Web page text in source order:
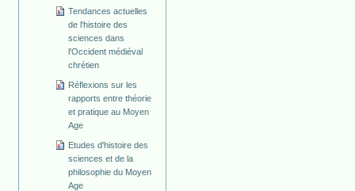
Tendances actuelles
de l'histoire des
sciences dans
l'Occident médiéval
chrétien
Réflexions sur les
rapports entre théorie
et pratique au Moyen
Age
Etudes d'histoire des
sciences et de la
philosophie du Moyen
Age